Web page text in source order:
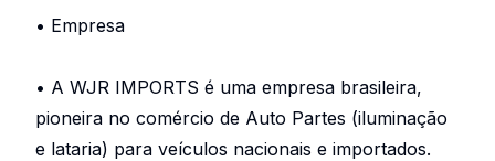
• Empresa
• A WJR IMPORTS é uma empresa brasileira,
pioneira no comércio de Auto Partes (iluminação
e lataria) para veículos nacionais e importados.